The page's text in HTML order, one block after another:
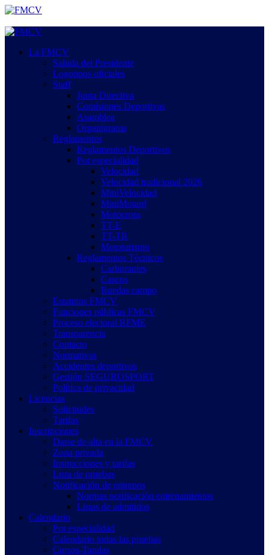
Saltar
contenido
Menú
La FMCV
Saluda del Presidente
Logotipos oficiales
Staff
Junta Directiva
Comisiones Deportivas
Asamblea
Organigrama
Reglamentos
Reglamentos Deportivos
Por especialidad
Velocidad
Velocidad tradicional 2026
MiniVelocidad
MiniMotard
Motocross
TT-E
TT-TR
Mototurismo
Reglamentos Técnicos
Carburantes
Cascos
Ruedas campo
Estatutos FMCV
Funciones públicas FMCV
Proceso electoral RFME
Transparencia
Contacto
Normativas
Accidentes deportivos
Gestión SEGUROSPORT
Política de privacidad
Licencias
Solicitudes
Tarifas
Inscripciones
Darse de alta en la FMCV
Zona privada
Instrucciones y tarifas
Lista de pruebas
Notificación de entrenos
Normas notificación entrenamientos
Listas de admitidos
Calendario
Por especialidad
Calendario todas las pruebas
Cursos-Tandas